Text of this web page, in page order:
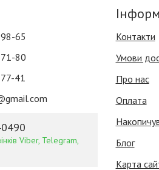
65
80
41
Viber, Telegram,
Контакти
Умови
Про нас
Оплата
Блог
Карта